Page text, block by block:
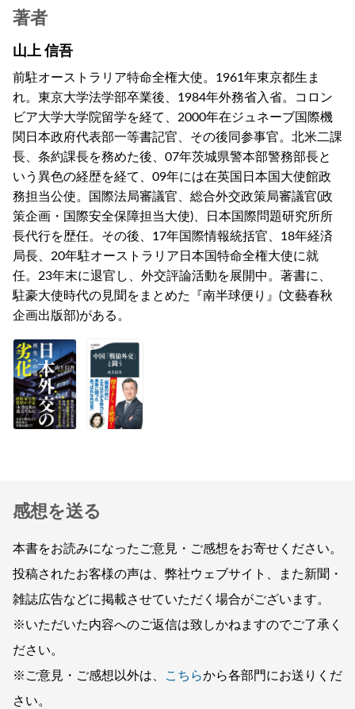
著者
山上 信吾
前駐オーストラリア特命全権大使。1961年東京都生ま
れ。東京大学法学部卒業後、1984年外務省入省。コロン
ビア大学大学院留学を経て、2000年在ジュネーブ国際機
関日本政府代表部一等書記官、その後同参事官。北米二課
長、条約課長を務めた後、07年茨城県警本部警務部長と
いう異色の経歴を経て、09年には在英国日本国大使館政
務担当公使。国際法局審議官、総合外交政策局審議官(政
策企画・国際安全保障担当大使)、日本国際問題研究所所
長代行を歴任。その後、17年国際情報統括官、18年経済
局長、20年駐オーストラリア日本国特命全権大使に就
任。23年末に退官し、外交評論活動を展開中。著書に、
駐豪大使時代の見聞をまとめた『南半球便り』(文藝春秋
企画出版部)がある。
感想を送る
本書をお読みになったご意見・ご感想をお寄せください。
投稿されたお客様の声は、弊社ウェブサイト、また新聞・
雑誌広告などに掲載させていただく場合がございます。
※いただいた内容へのご返信は致しかねますのでご了承く
ださい。
※ご意見・ご感想以外は、
こちらから各部門にお送りくだ
さい。